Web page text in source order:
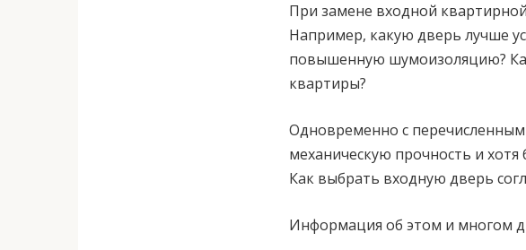
При замене входной
Например, какую дверь лучше
повышенную шумоизоляцию?
квартиры?
Одновременно с
механическую прочность и
Как выбрать входную дверь
Информация об этом и многом